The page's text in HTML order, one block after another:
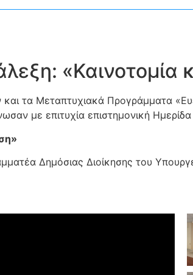
«Καινοτομία
τα Μεταπτυχιακά Προγράμματα
με επιτυχία επιστημονική
Δημόσιας Διοίκησης του